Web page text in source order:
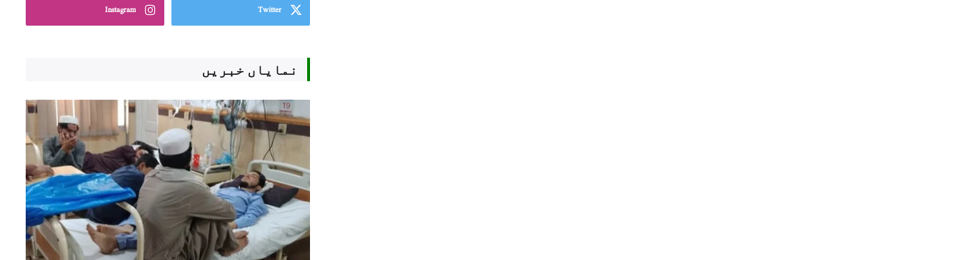
Twitter
Instagram
نمایاں خبریں